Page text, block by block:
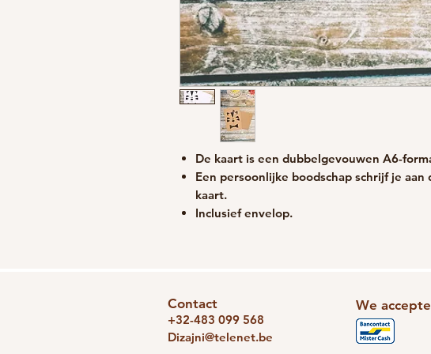
De kaart is een dubbelgevouwen A6-
Een persoonlijke boodschap schrijf je aan
kaart.
Inclusief envelop.
Contact
+32-483 099 568
Dizajni@telenet.be
We